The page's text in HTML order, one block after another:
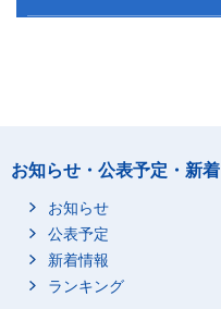
お知らせ・公表予定・新着
お知らせ
公表予定
新着情報
ランキング